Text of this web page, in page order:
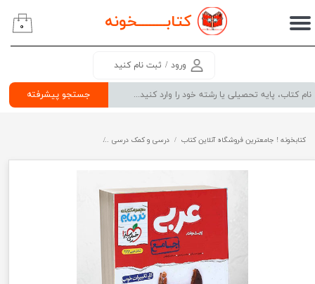
کتابــــــــخونه
جستجو پیشرفته
ورود / ثبت نام کنید
حساب کاربری من
سفارشات
۰
کتابخونه ! جامعترین فروشگاه آنلاین کتاب درسی و کمک درسی